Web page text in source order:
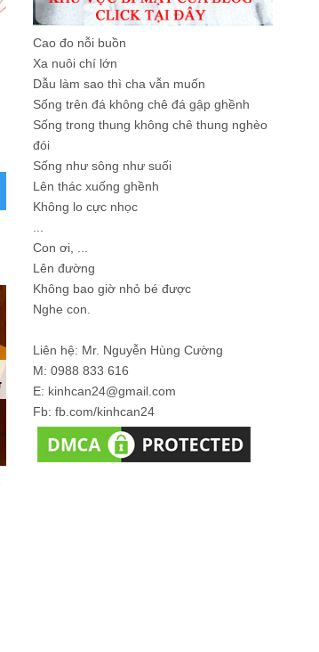
Cao đo nỗi buồn
Xa nuôi chí lớn
Dẫu làm sao thì cha vẫn muốn
Sống trên đá không chê đá gập ghềnh
Sống trong thung không chê thung nghèo
đói
Sống như sông như suối
Lên thác xuống ghềnh
Không lo cực nhọc
Con ơi, ...
Lên đường
Không bao giờ nhỏ bé được
Nghe con.
Liên hệ: Mr. Nguyễn Hùng Cường
M: 0988 833 616
E: kinhcan24@gmail.com
Fb: fb.com/kinhcan24